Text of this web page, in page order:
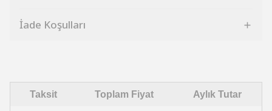
İade Koşulları
Taksit Toplam Fiyat Aylık Tutar